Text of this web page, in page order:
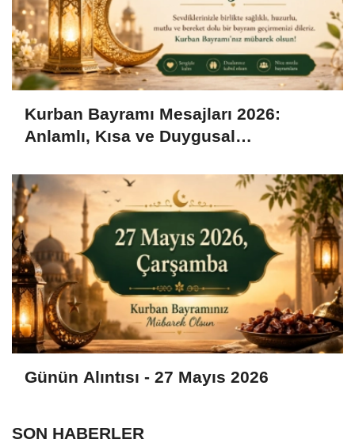
Kurban Bayramı Mesajları 2026:
Anlamlı, Kısa ve Duygusal
Günün Alıntısı - 27 Mayıs 2026
SON HABERLER